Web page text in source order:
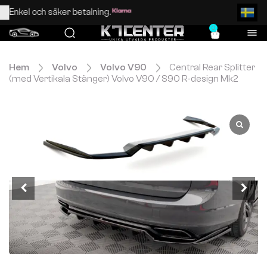
Enkel och säker betalning.
0
Hem Volvo Volvo V90
Central Rear Splitter
(med Vertikala Stänger) Volvo V90 / S90 R-design Mk2